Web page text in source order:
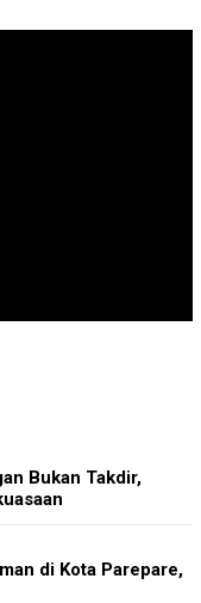
Bukan Takdir,
di Kota Parepare,